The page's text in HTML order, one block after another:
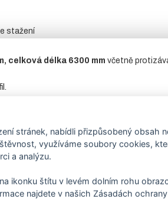
stažení
celková délka 6300 mm včetně
mm.
bránunení součástí ceny brány,
bránu lze ovládat pomocí pohonu
brány možnost zamykání visacím
stránek, nabídli přizpůsobený obsah
využíváme soubory cookies,
a analýzu.
ikonku štítu v levém dolním rohu
najdete v našich Zásadách